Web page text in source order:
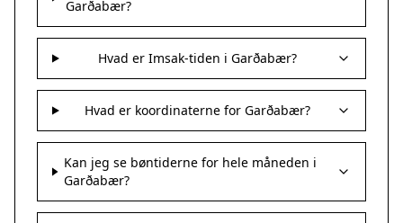
Garðabær?
Hvad er Imsak-tiden i Garðabær?
Hvad er koordinaterne for Garðabær?
Kan jeg se bøntiderne for hele måneden i
Garðabær?